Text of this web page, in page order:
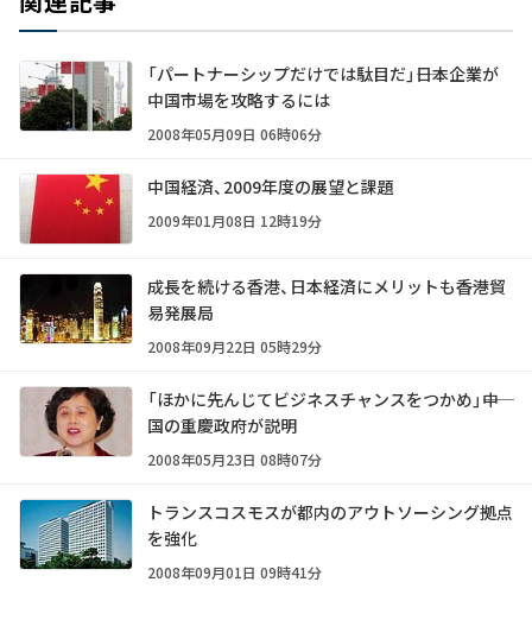
「パートナーシップだけでは駄目だ」――日本企業が
中国市場を攻略するには
2008年05月09日 06時06分
中国経済、2009年度の展望と課題
2009年01月08日 12時19分
成長を続ける香港、日本経済にメリットも――香港貿
易発展局
2008年09月22日 05時29分
「ほかに先んじてビジネスチャンスをつかめ」――中
国の重慶政府が説明
2008年05月23日 08時07分
トランスコスモスが都内のアウトソーシング拠点
を強化
2008年09月01日 09時41分